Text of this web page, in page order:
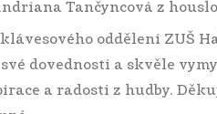
Tančyncová z
oddělení ZUŠ
dovednosti a skvěle
a radosti z hudby.